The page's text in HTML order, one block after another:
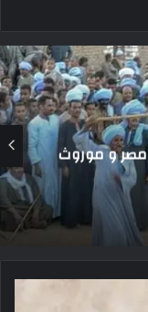
الأمومية في